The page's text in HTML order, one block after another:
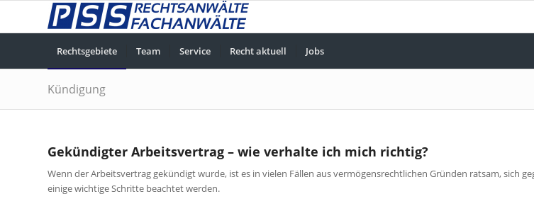
Rechtsgebiete Team Service Recht aktuell Jobs
Kündigung
Gekündigter Arbeitsvertrag – wie verhalte ich mich richtig?
Wenn der Arbeitsvertrag gekündigt wurde, ist es in vielen Fällen aus vermögensrechtlichen Gründen ratsam, sich
einige wichtige Schritte beachtet werden.